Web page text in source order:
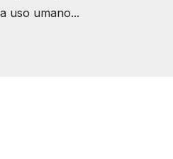
uso umano...